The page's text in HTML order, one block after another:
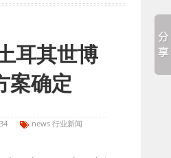
耳其世博
案确定
news 行业新闻